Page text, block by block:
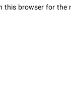
this browser for the